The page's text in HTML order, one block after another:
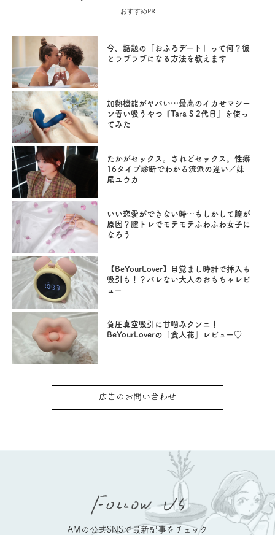
おすすめPR
今、話題の「おふろデート」って何？彼
とラブラブになる方法を教えます
加熱機能がヤバい…最高のイカせマシー
ン青い吸うやつ『Tara S 2代目』を使っ
てみた
たかがセックス。されどセックス。性癖
16タイプ診断でわかる流派の違い／妹
尾ユウカ
いい恋愛ができない時…もしかして膣が
原因？膣トレでモテモテふわふわ女子に
なろう
【BeYourLover】目覚まし時計で挿入も
吸引も！？バレない大人のおもちゃレビ
ュー
負圧真空吸引に甘噛みクンニ！
BeYourLoverの「食人花」レビュー♡
広告のお問い合わせ
AMの公式SNSで最新記事をチェック